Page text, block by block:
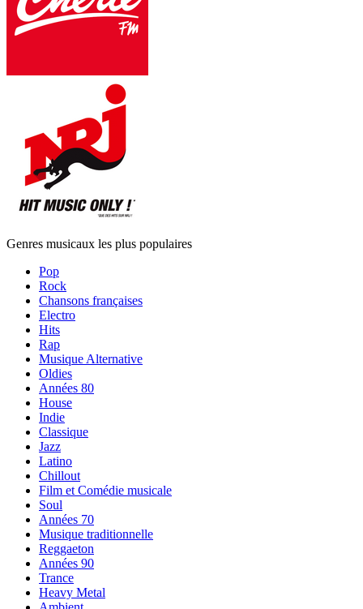
Genres musicaux les plus populaires
Pop
Rock
Chansons françaises
Electro
Hits
Rap
Musique Alternative
Oldies
Années 80
House
Indie
Classique
Jazz
Latino
Chillout
Film et Comédie musicale
Soul
Années 70
Musique traditionnelle
Reggaeton
Années 90
Trance
Heavy Metal